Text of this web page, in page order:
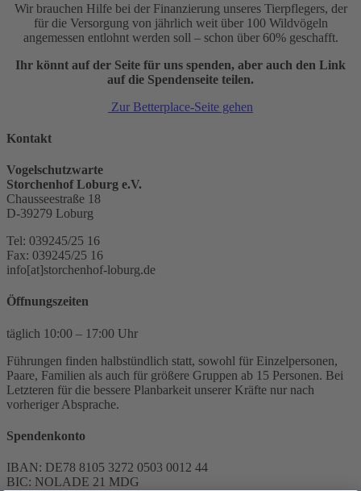
Wir brauchen Hilfe bei der Finanzierung unseres Tierpflegers, der
für die Versorgung von jährlich weit über 100 Wildvögeln
angemessen entlohnt werden soll – schon über 60% geschafft.
Ihr könnt auf der Seite für uns spenden, aber auch den Link
auf die Spendenseite teilen.
Zur Betterplace-Seite gehen
Kontakt
Vogelschutzwarte
Storchenhof Loburg e.V.
Chausseestraße 18
D-39279 Loburg
Tel: 039245/25 16
Fax: 039245/25 16
info[at]storchenhof-loburg.de
Öffnungszeiten
täglich 10:00 – 17:00 Uhr
Führungen finden halbstündlich statt, sowohl für Einzelpersonen,
Paare, Familien als auch für größere Gruppen ab 15 Personen. Bei
Letzteren für die bessere Planbarkeit unserer Kräfte nur nach
vorheriger Absprache.
Spendenkonto
IBAN: DE78 8105 3272 0503 0012 44
BIC: NOLADE 21 MDG